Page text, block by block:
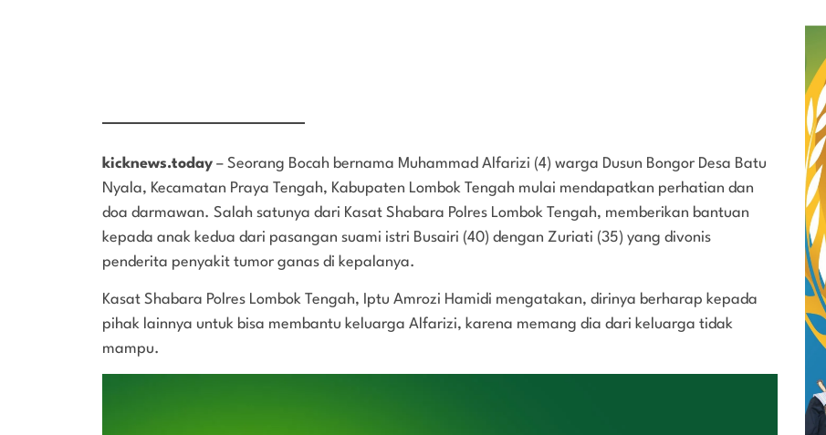
kicknews.today – Seorang Bocah bernama Muhammad Alfarizi (4) warga Dusun Bongor Desa Batu
Nyala, Kecamatan Praya Tengah, Kabupaten Lombok Tengah mulai mendapatkan perhatian dan
doa darmawan. Salah satunya dari Kasat Shabara Polres Lombok Tengah, memberikan bantuan
kepada anak kedua dari pasangan suami istri Busairi (40) dengan Zuriati (35) yang divonis
penderita penyakit tumor ganas di kepalanya.
Kasat Shabara Polres Lombok Tengah, Iptu Amrozi Hamidi mengatakan, dirinya berharap kepada
pihak lainnya untuk bisa membantu keluarga Alfarizi, karena memang dia dari keluarga tidak
mampu.